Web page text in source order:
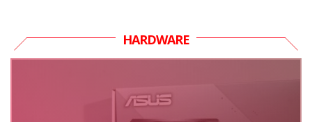
HARDWARE